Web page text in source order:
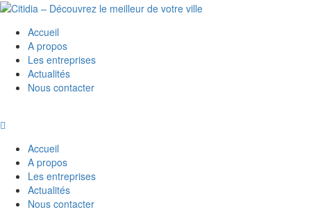
Accueil
A propos
Les entreprises
Actualités
Nous contacter
Accueil
A propos
Les entreprises
Actualités
Nous contacter